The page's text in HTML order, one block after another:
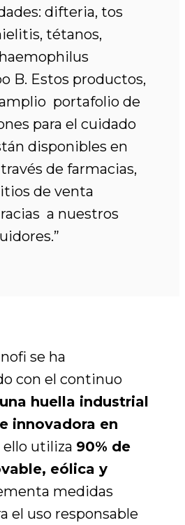
difteria, tos
tétanos,
B. Estos productos,
portafolio de
para el cuidado
disponibles en
de farmacias,
de venta
a nuestros
se ha
con el continuo
una huella industrial
innovadora en
ello utiliza 90% de
eólica y
medidas
el uso responsable